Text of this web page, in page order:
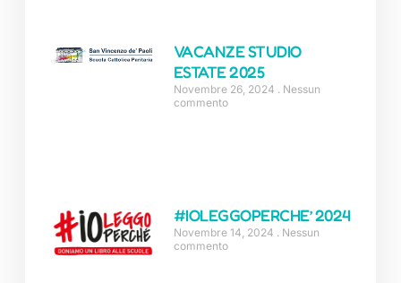
VACANZE STUDIO
ESTATE 2025
Novembre 26, 2024 Nessun
commento
#IOLEGGOPERCHE’ 2024
Novembre 14, 2024
Nessun
commento